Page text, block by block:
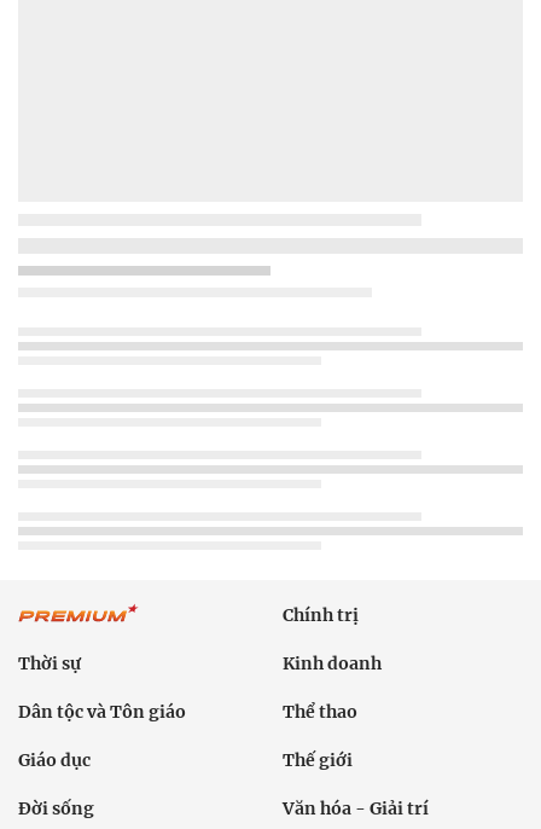
Chính trị
Thời sự Kinh doanh
Dân tộc và Tôn giáo Thể thao
Giáo dục Thế giới
Đời sống Văn hóa - Giải trí